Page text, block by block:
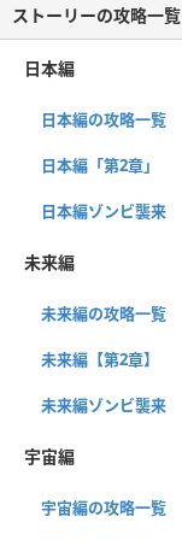
ストーリーの攻略一覧
日本編
日本編の攻略一覧
日本編「第2章」
日本編ゾンビ襲来
未来編
未来編の攻略一覧
未来編【第2章】
未来編ゾンビ襲来
宇宙編
宇宙編の攻略一覧